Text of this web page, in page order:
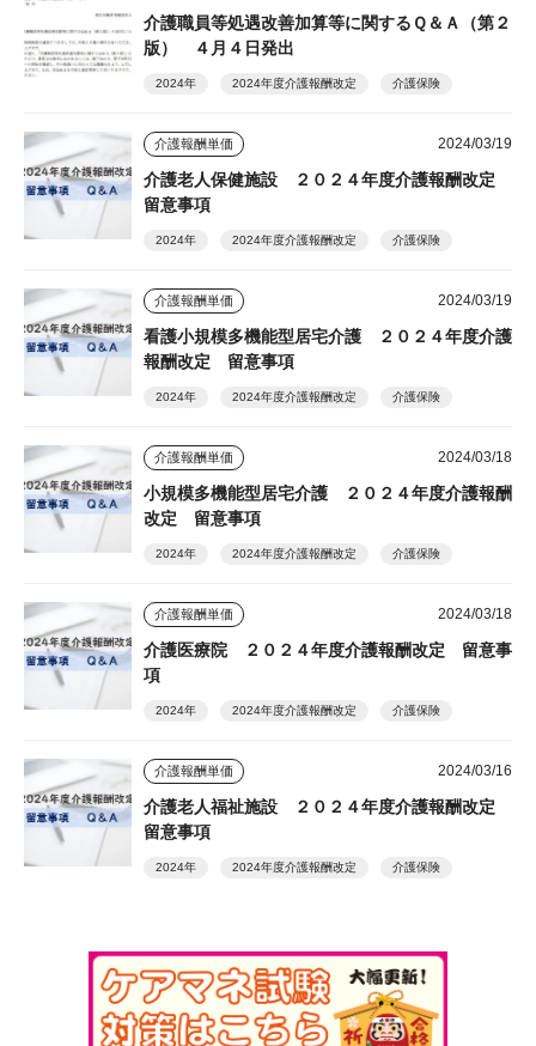
介護職員等処遇改善加算等に関するＱ＆Ａ（第２
版） ４月４日発出
2024年 2024年度介護報酬改定 介護保険
介護報酬単価 2024/03/19
介護老人保健施設 ２０２４年度介護報酬改定
留意事項
2024年 2024年度介護報酬改定 介護保険
介護報酬単価 2024/03/19
看護小規模多機能型居宅介護 ２０２４年度介護
報酬改定 留意事項
2024年 2024年度介護報酬改定 介護保険
介護報酬単価 2024/03/18
小規模多機能型居宅介護 ２０２４年度介護報酬
改定 留意事項
2024年 2024年度介護報酬改定 介護保険
介護報酬単価 2024/03/18
介護医療院 ２０２４年度介護報酬改定 留意事
項
2024年 2024年度介護報酬改定 介護保険
介護報酬単価 2024/03/16
介護老人福祉施設 ２０２４年度介護報酬改定
留意事項
2024年 2024年度介護報酬改定 介護保険